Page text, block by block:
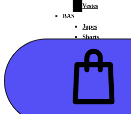
Vestes
BAS
Jupes
Shorts
Leggings
Pantalons
CARTES CADEAUX
Chaussettes / Sous-vêtements
Poignets / Manchettes / Gants